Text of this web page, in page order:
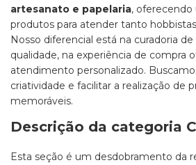
artesanato e papelaria,
produtos para atender tanto
Nosso diferencial está na curadoria
qualidade, na experiência de compra
atendimento personalizado.
criatividade e facilitar a realização de
memoráveis.
Descrição da categoria
Esta seção é um desdobramento da